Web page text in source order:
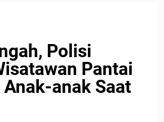
Polisi
Pantai
anak Saat